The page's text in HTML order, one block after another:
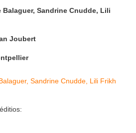
Sandrine Cnudde, Lili
Joubert